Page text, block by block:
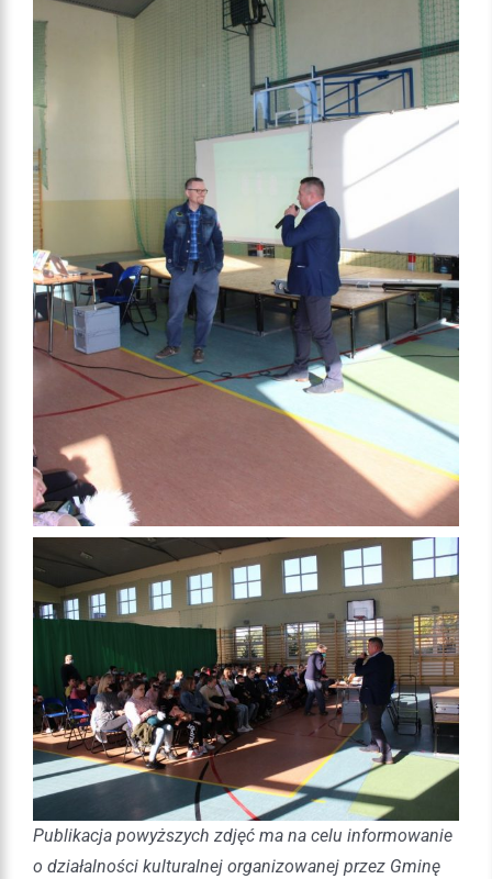
Publikacja powyższych zdjęć ma na celu informowanie
o działalności kulturalnej organizowanej przez Gminę